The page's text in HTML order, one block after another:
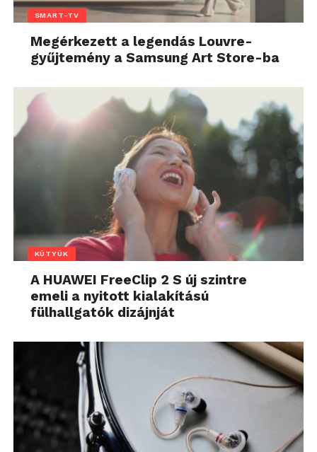
SMART-TV
Megérkezett a legendás Louvre-
gyűjtemény a Samsung Art Store-ba
KÜTYÜK
A HUAWEI FreeClip 2 S új szintre
emeli a nyitott kialakítású
fülhallgatók dizájnját